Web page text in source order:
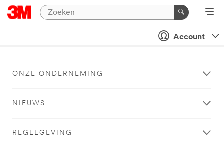
Account
ONZE ONDERNEMING
NIEUWS
REGELGEVING